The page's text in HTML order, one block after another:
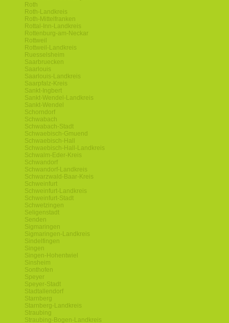
Roth
Roth-Landkreis
Roth-Mittelfranken
Rottal-Inn-Landkreis
Rottenburg-am-Neckar
Rottweil
Rottweil-Landkreis
Ruesselsheim
Saarbruecken
Saarlouis
Saarlouis-Landkreis
Saarpfalz-Kreis
Sankt-Ingbert
Sankt-Wendel-Landkreis
Sankt-Wendel
Schorndorf
Schwabach
Schwabach-Stadt
Schwaebisch-Gmuend
Schwaebisch-Hall
Schwaebisch-Hall-Landkreis
Schwalm-Eder-Kreis
Schwandorf
Schwandorf-Landkreis
Schwarzwald-Baar-Kreis
Schweinfurt
Schweinfurt-Landkreis
Schweinfurt-Stadt
Schwetzingen
Seligenstadt
Senden
Sigmaringen
Sigmaringen-Landkreis
Sindelfingen
Singen
Singen-Hohentwiel
Sinsheim
Sonthofen
Speyer
Speyer-Stadt
Stadtallendorf
Starnberg
Starnberg-Landkreis
Straubing
Straubing-Bogen-Landkreis